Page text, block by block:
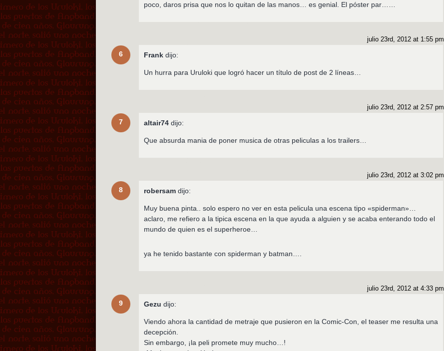
poco, daros prisa que nos lo quitan de las manos… es genial. El póster par……
6
julio 23rd, 2012 at 1:55 pm
Frank dijo:
Un hurra para Uruloki que logró hacer un título de post de 2 líneas…
7
julio 23rd, 2012 at 2:57 pm
altair74 dijo:
Que absurda mania de poner musica de otras peliculas a los trailers…
8
julio 23rd, 2012 at 3:02 pm
robersam dijo:
Muy buena pinta.. solo espero no ver en esta pelicula una escena tipo «spiderman»…
aclaro, me refiero a la tipica escena en la que ayuda a alguien y se acaba enterando todo el
mundo de quien es el superheroe…
ya he tenido bastante con spiderman y batman….
9
julio 23rd, 2012 at 4:33 pm
Gezu dijo:
Viendo ahora la cantidad de metraje que pusieron en la Comic-Con, el teaser me resulta una
decepción.
Sin embargo, ¡la peli promete muy mucho…!